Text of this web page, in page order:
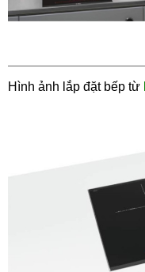
Hình ảnh lắp đặt bếp từ